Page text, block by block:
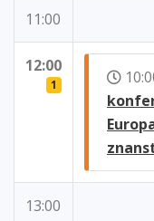
11:00
12:00
1
13:00